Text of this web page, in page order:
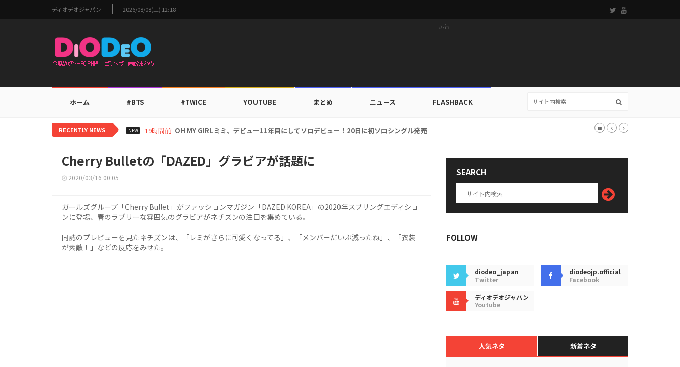
ディオデオジャパン 2026/08/08(土) 12:18
広告
ホーム #BTS #TWICE YOUTUBE まとめ ニュース FLASHBACK
RECENTLY NEWS NEW 21時間前 BTS V、ワールドカップ出入証を公開…証明写真でも完璧なビジュアル！
Cherry Bulletの「DAZED」グラビアが話題に
2020/03/16 00:05
ガールズグループ「Cherry Bullet」がファッションマガジン「DAZED KOREA」の2020年スプリングエディショ
ンに登場、春のラブリーな雰囲気のグラビアがネチズンの注目を集めている。
同誌のプレビューを見たネチズンは、「レミがさらに可愛くなってる」、「メンバーだいぶ減ったね」、「衣装
が素敵！」などの反応をみせた。
SEARCH
FOLLOW
diodeo_japan
Twitter
diodeojp.official
Facebook
ディオデオジャパン
Youtube
人気ネタ 新着ネタ